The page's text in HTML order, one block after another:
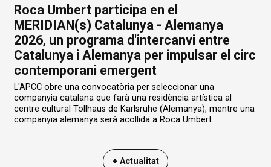
Roca Umbert participa en el
MERIDIAN(s) Catalunya - Alemanya
2026, un programa d'intercanvi entre
Catalunya i Alemanya per impulsar el circ
contemporani emergent
L'APCC obre una convocatòria per seleccionar una
companyia catalana que farà una residència artística al
centre cultural Tollhaus de Karlsruhe (Alemanya), mentre una
companyia alemanya serà acollida a Roca Umbert
+ Actualitat